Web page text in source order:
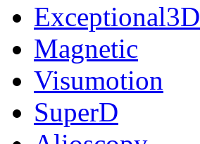
Exceptional3D
Magnetic
Visumotion
SuperD